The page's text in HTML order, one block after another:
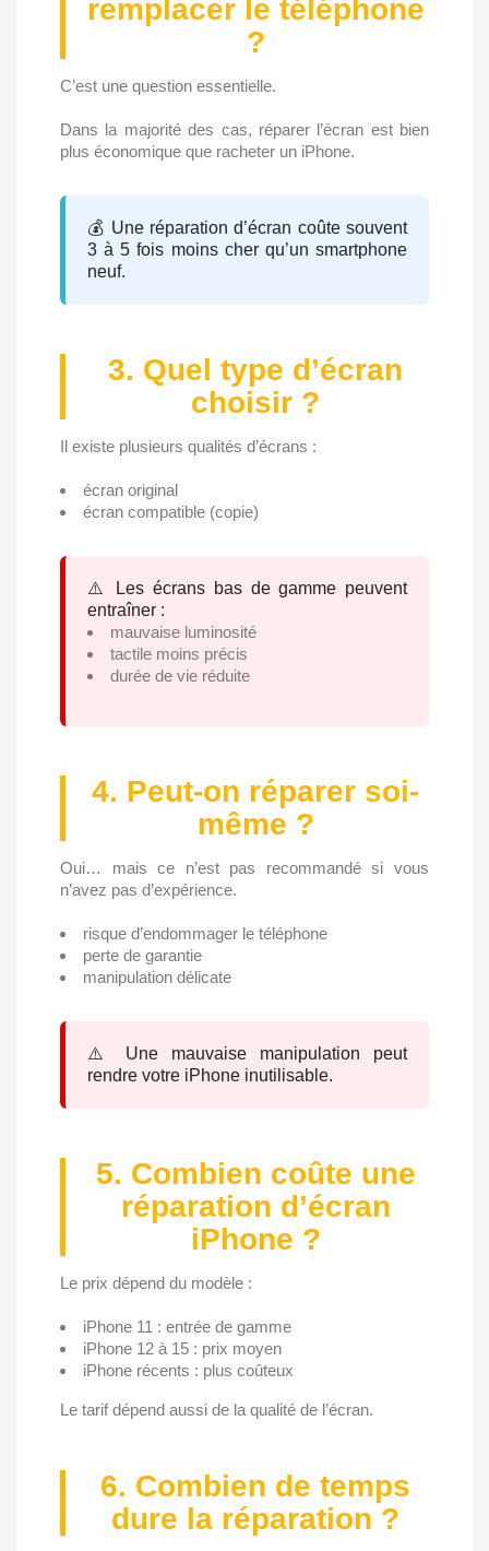
remplacer le téléphone
?
C’est une question essentielle.
Dans la majorité des cas, réparer l’écran est bien
plus économique que racheter un iPhone.
💰 Une réparation d’écran coûte souvent
3 à 5 fois moins cher qu’un smartphone
neuf.
3. Quel type d’écran
choisir ?
Il existe plusieurs qualités d’écrans :
écran original
écran compatible (copie)
⚠️ Les écrans bas de gamme peuvent
entraîner :
mauvaise luminosité
tactile moins précis
durée de vie réduite
4. Peut-on réparer soi-
même ?
Oui… mais ce n’est pas recommandé si vous
n’avez pas d’expérience.
risque d’endommager le téléphone
perte de garantie
manipulation délicate
⚠️ Une mauvaise manipulation peut
rendre votre iPhone inutilisable.
5. Combien coûte une
réparation d’écran
iPhone ?
Le prix dépend du modèle :
iPhone 11 : entrée de gamme
iPhone 12 à 15 : prix moyen
iPhone récents : plus coûteux
Le tarif dépend aussi de la qualité de l’écran.
6. Combien de temps
dure la réparation ?